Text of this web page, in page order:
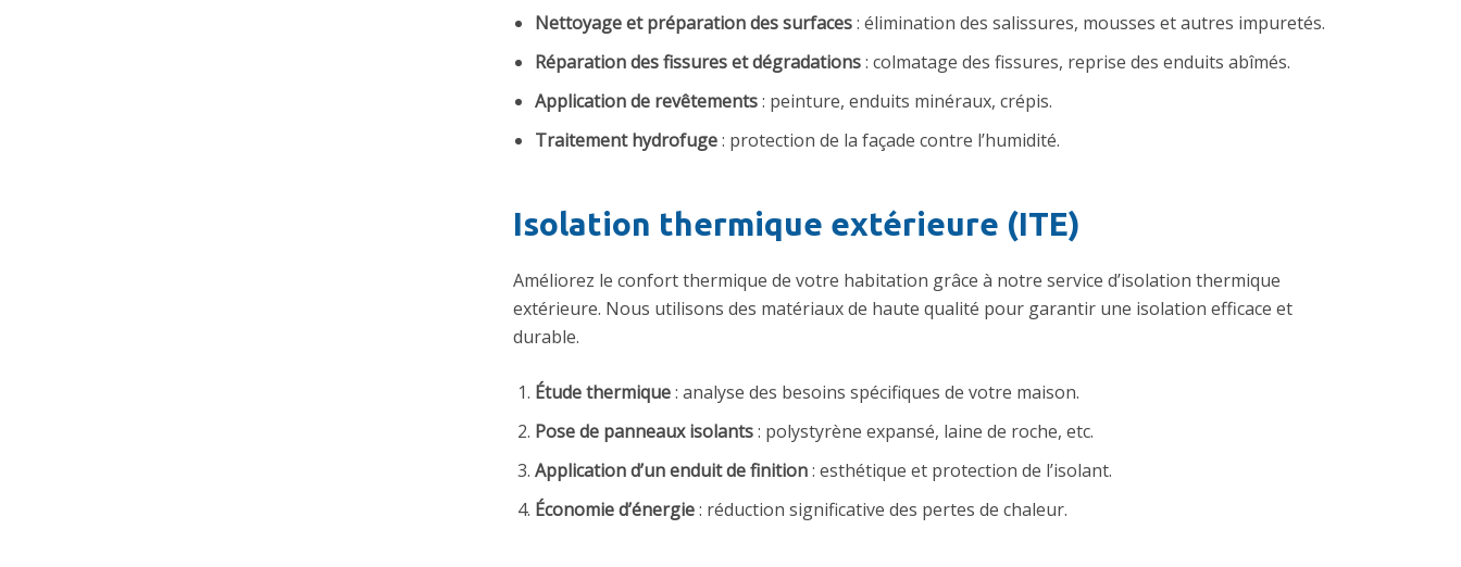
Nettoyage et préparation des surfaces: élimination des salissures, mousses et autres impuretés.
Réparation des fissures et dégradations: colmatage des fissures, reprise des enduits abîmés.
Application de revêtements: peinture, enduits minéraux, crépis.
Traitement hydrofuge: protection de la façade contre l’humidité.
Isolation thermique extérieure (ITE)
Améliorez le confort thermique de votre habitation grâce à notre service d’isolation thermique
extérieure. Nous utilisons des matériaux de haute qualité pour garantir une isolation efficace et
durable.
Étude thermique: analyse des besoins spécifiques de votre maison.
Pose de panneaux isolants: polystyrène expansé, laine de roche, etc.
Application d’un enduit de finition: esthétique et protection de l’isolant.
Économie d’énergie: réduction significative des pertes de chaleur.